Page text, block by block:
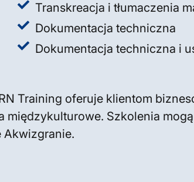
Transkreacja i tłumaczenia
Dokumentacja techniczna
Dokumentacja techniczna i
Training oferuje klientom
Szkolenia
Akwizgranie.